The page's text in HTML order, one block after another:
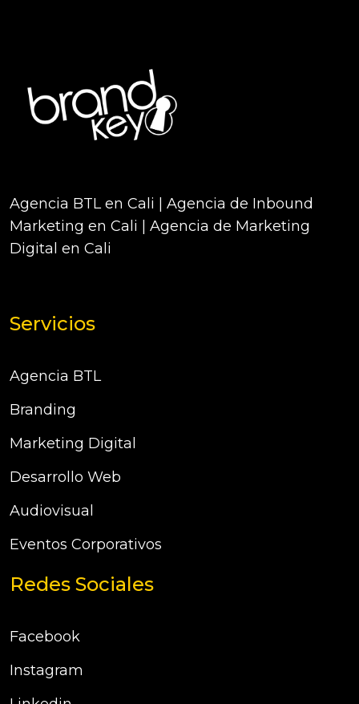
Agencia BTL en Cali | Agencia de Inbound
Marketing en Cali | Agencia de Marketing
Digital en Cali
Servicios
Agencia BTL
Branding
Marketing Digital
Desarrollo Web
Audiovisual
Eventos Corporativos
Redes Sociales
Facebook
Instagram